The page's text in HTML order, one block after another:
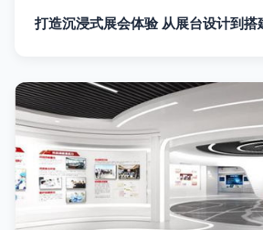
打造沉浸式展会体验 从展台设计到搭